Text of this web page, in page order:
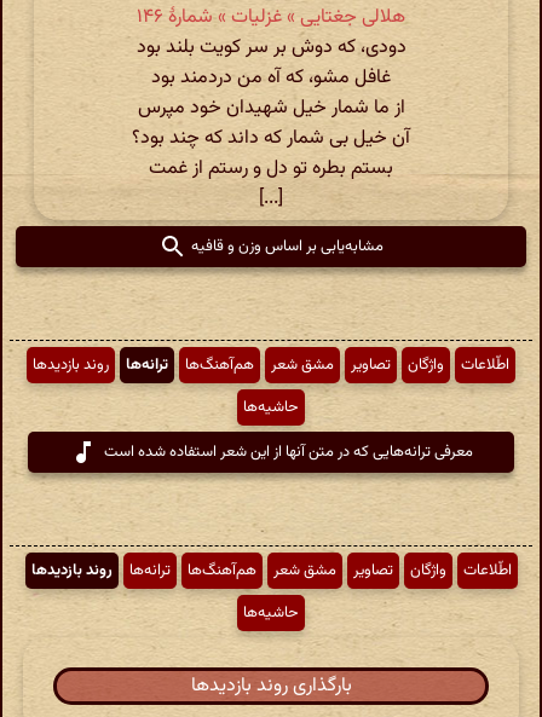
هلالی جغتایی » غزلیات » شمارهٔ ۱۴۶
دودی، که دوش بر سر کویت بلند بود
غافل مشو، که آه من دردمند بود
از ما شمار خیل شهیدان خود مپرس
آن خیل بی شمار که داند که چند بود؟
بستم بطره تو دل و رستم از غمت
[...]
مشابه‌یابی بر اساس وزن و قافیه
اطّلاعات واژگان تصاویر مشق شعر هم‌آهنگ‌ها ترانه‌ها
روند بازدیدها
حاشیه‌ها
معرفی ترانه‌هایی که در متن آنها از این شعر استفاده شده است
اطّلاعات واژگان تصاویر مشق شعر هم‌آهنگ‌ها ترانه‌ها
روند بازدیدها
حاشیه‌ها
بارگذاری روند بازدیدها